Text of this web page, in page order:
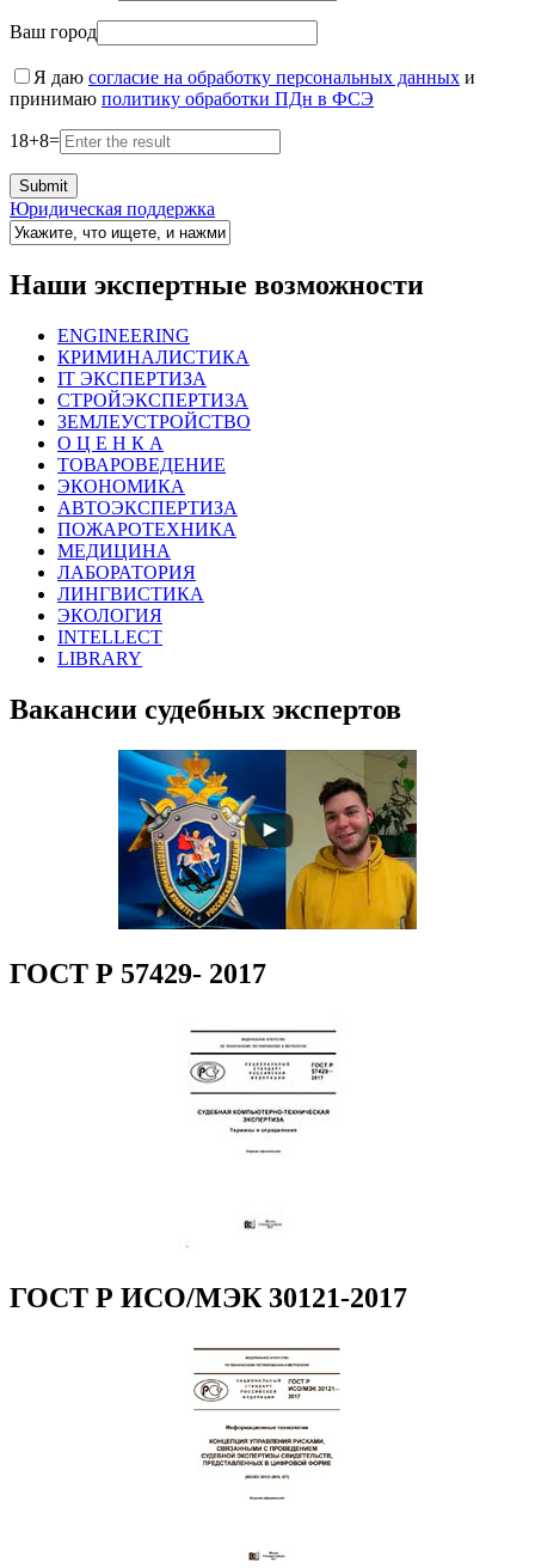
Ваш город
Я даю согласие на обработку персональных данных и
принимаю политику обработки ПДн в ФСЭ
18+8=
Юридическая поддержка
Наши экспертные возможности
ENGINEERING
КРИМИНАЛИСТИКА
IT ЭКСПЕРТИЗА
СТРОЙЭКСПЕРТИЗА
ЗЕМЛЕУСТРОЙСТВО
О Ц Е Н К А
ТОВАРОВЕДЕНИЕ
ЭКОНОМИКА
АВТОЭКСПЕРТИЗА
ПОЖАРОТЕХНИКА
МЕДИЦИНА
ЛАБОРАТОРИЯ
ЛИНГВИСТИКА
ЭКОЛОГИЯ
INTELLECT
LIBRARY
Вакансии судебных экспертов
ГОСТ Р 57429- 2017
ГОСТ Р ИСО/МЭК 30121-2017